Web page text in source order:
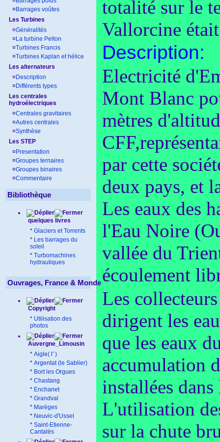
¤ Barrages voûtes
Les Turbines
¤Généralités
¤ La turbine Pelton
¤Turbines Francis
¤Turbines Kaplan et hélice
Les alternateurs
¤ Description
¤ Différents types
Les centrales
hydroélectriques
¤Centrales gravitaires
¤Autres centrales
¤Synthèse
Les STEP
¤ Presentation
¤Groupes ternaires
¤Groupes binaires
¤Commentaire
Bibliothèque
quelques livres
* Glaciers et Torrents
* Les barrages du
soleil
* Turbomachines
hydrauliques
Ouvrages, France & Monde
Copyright
* Utilisation des
photos
Auvergne_Limousin
* Aigle( l' )
* Argentat (le Sablier)
* Bort les Orgues
* Chastang
* Enchanet
* Grandval
* Marèges
* Neuvic-d'Ussel
* Saint-Etienne-
Cantalès
totalité sur le
Vallorcine
Description:
Electricité
Mont Blanc
mètres
par cette
deux pays, et
Les eaux des
l'Eau Noire
vallée du
écoulement
Les
dirigent les
que les eaux
accumulation
installées
L'utilisation
sur la chute